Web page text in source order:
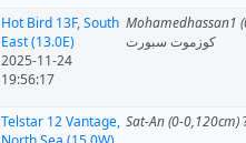
Hot Bird 13F, South
East (13.0E)
2025-11-24
19:56:17
Mohamedhassan1
كوزموت سبورت
Telstar 12 Vantage, Sat-An (0-0,120cm)